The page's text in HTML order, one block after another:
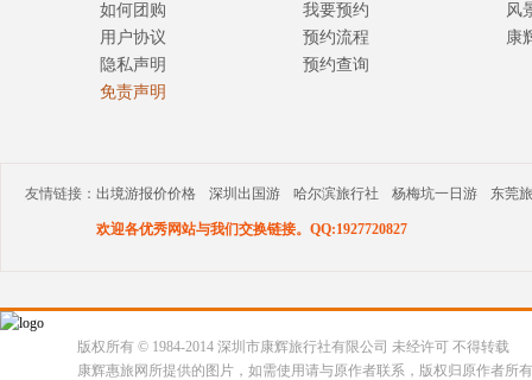
如何团购
用户协议
隐私声明
免责声明
我要预约
预约流程
预约查询
风
康
友情链接： 出境游报价价格 深圳出国游 哈尔滨旅行社 杨梅坑一日游 东莞
欢迎各优秀网站与我们交换链接。QQ:1927720827
版权所有 © 1984-2014 深圳市康辉旅行社有限公司 未经许可 不得转载
康辉惠旅网所提供的图片，如需使用请与原作者联系，版权归原作者所